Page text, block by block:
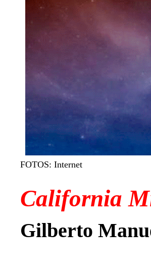
FOTOS: Internet
California
Gilberto